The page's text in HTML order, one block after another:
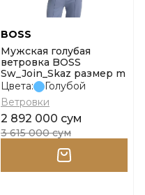
BOSS
Мужская голубая
ветровка BOSS
Sw_Join_Skaz размер m
Цвета:
Голубой
Ветровки
2 892 000 сум
3 615 000 сум